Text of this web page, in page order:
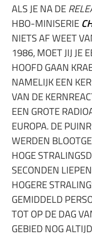
ALS JE NA DE
HBO-MINISERIE
NIETS AF WEET
1986, MOET JIJ JE
HOOFD GAAN
NAMELIJK EEN
VAN DE
EEN GROTE
EUROPA. DE
WERDEN
HOGE
SECONDEN
HOGERE
GEMIDDELD
TOT OP DE DAG
GEBIED NOG